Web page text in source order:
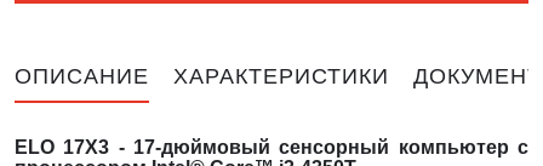
ОПИСАНИЕ ХАРАКТЕРИСТИКИ
ELO 17X3 - 17-дюймовый сенсорный компьютер с